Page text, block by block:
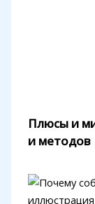
Плюсы и
и методов